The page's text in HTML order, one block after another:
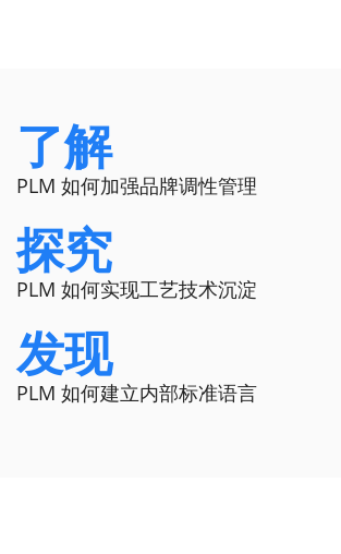
了解
PLM 如何加强品牌调性管理
探究
PLM 如何实现工艺技术沉淀
发现
PLM 如何建立内部标准语言